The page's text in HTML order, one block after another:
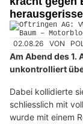
02.08.26 VON
Am Abend des
unkontrolliert
Dabei kollidierte
schliesslich mit
wurde mit einem